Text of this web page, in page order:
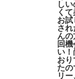
し
く
お
さ
ん
回
い！
おり
た
リ